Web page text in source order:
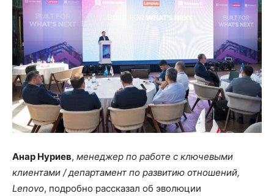
Анар Нуриев, менеджер по работе с ключевыми
клиентами / департамент по развитию отношений,
Lenovo, подробно рассказал об эволюции